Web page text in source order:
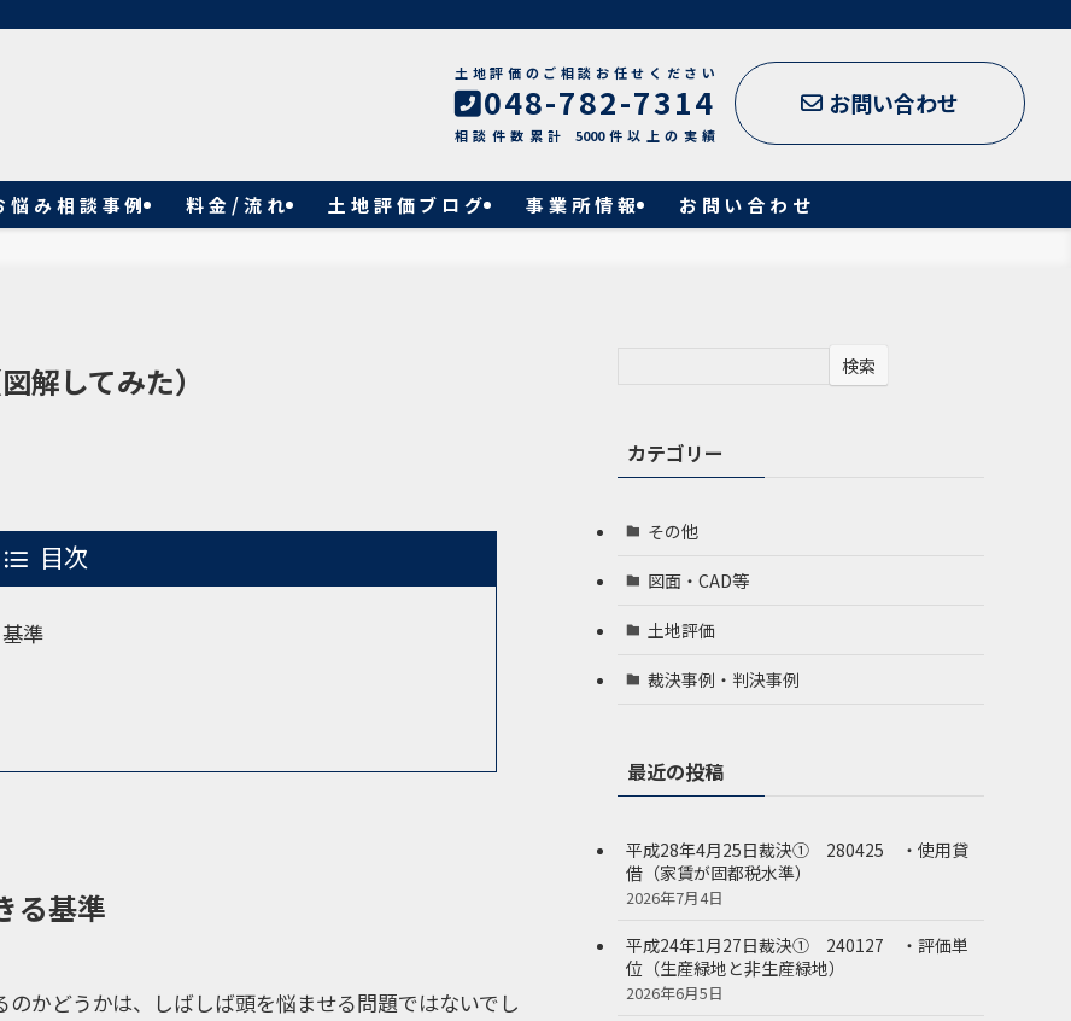
土地評価のご相談お任せください
048-782-7314
相談件数累計 5000件以上の実績
お問い合わせ
悩み相談事例 料金/流れ 土地評価ブログ 事業所情報 お問い合わせ
解してみた）
目次
準
る基準
かどうかは、しばしば頭を悩ませる問題ではないでし
検索
カテゴリー
その他
図面・CAD等
土地評価
裁決事例・判決事例
最近の投稿
平成28年4月25日裁決① 280425 ・使用貸
借（家賃が固都税水準）
2026年7月4日
平成24年1月27日裁決① 240127 ・評価単
位（生産緑地と非生産緑地）
2026年6月5日